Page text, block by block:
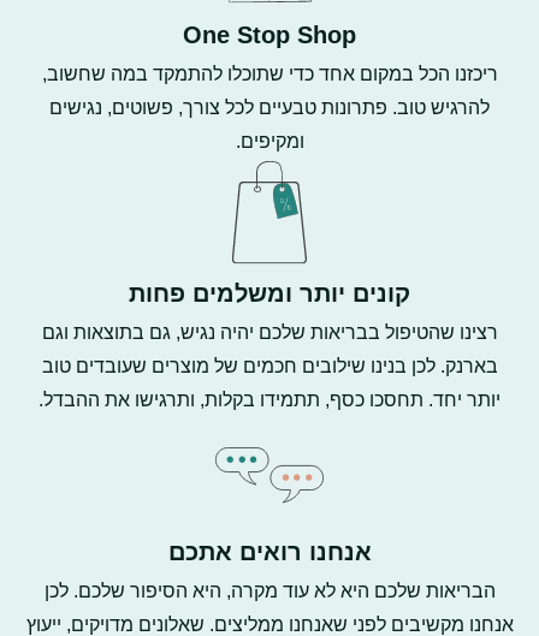
One Stop Shop
ריכזנו הכל במקום אחד כדי שתוכלו להתמקד במה שחשוב,
להרגיש טוב. פתרונות טבעיים לכל צורך, פשוטים, נגישים
ומקיפים.
קונים יותר ומשלמים פחות
רצינו שהטיפול בבריאות שלכם יהיה נגיש, גם בתוצאות וגם
בארנק. לכן בנינו שילובים חכמים של מוצרים שעובדים טוב
יותר יחד. תחסכו כסף, תתמידו בקלות, ותרגישו את ההבדל.
אנחנו רואים אתכם
הבריאות שלכם היא לא עוד מקרה, היא הסיפור שלכם. לכן
אנחנו מקשיבים לפני שאנחנו ממליצים. שאלונים מדויקים, ייעוץ